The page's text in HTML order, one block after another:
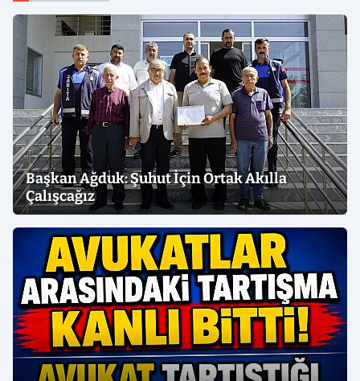
Başkan Ağduk: Şuhut İçin Ortak Akılla
Çalışcağız